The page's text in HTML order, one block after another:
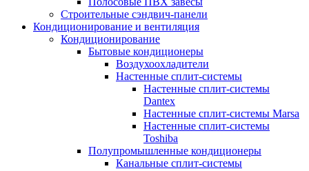
Строительные сэндвич-панели
Кондиционирование и вентиляция
Кондиционирование
Бытовые кондиционеры
Воздухоохладители
Настенные сплит-системы
Настенные сплит-системы
Dantex
Настенные сплит-системы Marsa
Настенные сплит-системы
Toshiba
Полупромышленные кондиционеры
Канальные сплит-системы